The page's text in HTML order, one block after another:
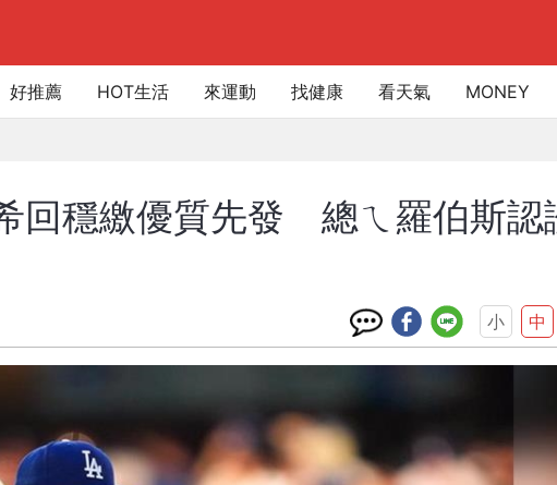
好推薦 HOT生活 來運動 找健康 看天氣 MONEY
回穩繳優質先發 總ㄟ羅伯斯認
小 中